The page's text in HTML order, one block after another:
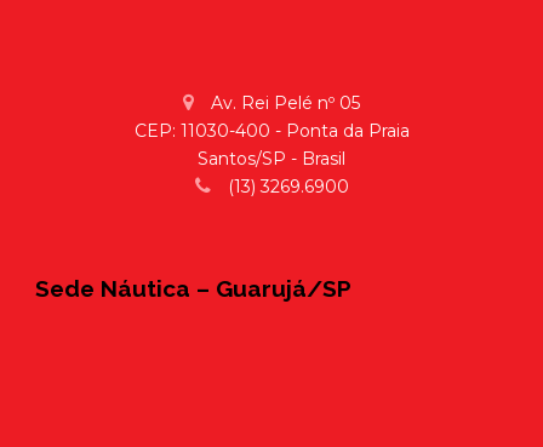
Av. Rei Pelé nº 05
CEP: 11030-400 - Ponta da Praia
Santos/SP - Brasil
(13) 3269.6900
Sede Náutica – Guarujá/SP